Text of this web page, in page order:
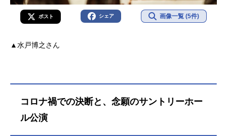
ポスト シェア 画像一覧 (5件)
▲水戸博之さん
コロナ禍での決断と、念願のサントリーホー
ル公演